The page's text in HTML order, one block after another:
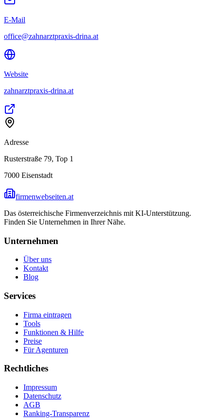
E-Mail
office@zahnarztpraxis-drina.at
Website
zahnarztpraxis-drina.at
Adresse
Rusterstraße 79, Top 1
7000 Eisenstadt
firmenwebseiten.at
Das österreichische Firmenverzeichnis mit KI-Unterstützung.
Finden Sie Unternehmen in Ihrer Nähe.
Unternehmen
Über uns
Kontakt
Blog
Services
Firma eintragen
Tools
Funktionen & Hilfe
Preise
Für Agenturen
Rechtliches
Impressum
Datenschutz
AGB
Ranking-Transparenz